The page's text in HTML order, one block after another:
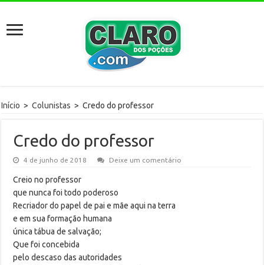
Início > Colunistas > Credo do professor
Credo do professor
4 de junho de 2018 Deixe um comentário
Creio no professor
que nunca foi todo poderoso
Recriador do papel de pai e mãe aqui na terra
e em sua formação humana
única tábua de salvação;
Que foi concebida
pelo descaso das autoridades